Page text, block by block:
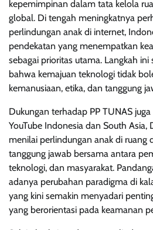
kepemimpinan dalam tata kelola
global. Di tengah meningkatnya
perlindungan anak di internet,
pendekatan yang menempatkan
sebagai prioritas utama. Langkah
bahwa kemajuan teknologi tidak
kemanusiaan, etika, dan tanggung
Dukungan terhadap PP TUNAS
YouTube Indonesia dan South Asia,
menilai perlindungan anak di ruang
tanggung jawab bersama antara
teknologi, dan masyarakat.
adanya perubahan paradigma di
yang kini semakin menyadari
yang berorientasi pada keamanan